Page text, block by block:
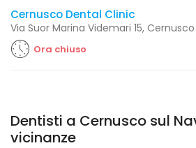
Cernusco Dental Clinic
Via Suor Marina Videmari 15,
Ora chiuso
Dentisti a Cernusco sul
vicinanze